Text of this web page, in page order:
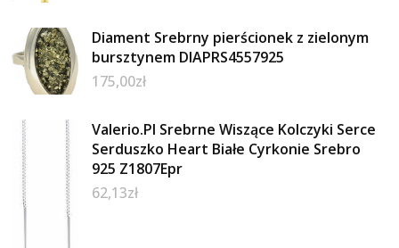
Diament Srebrny pierścionek z zielonym
bursztynem DIAPRS4557925
175,00zł
Valerio.Pl Srebrne Wiszące Kolczyki Serce
Serduszko Heart Białe Cyrkonie Srebro
925 Z1807Epr
62,13zł